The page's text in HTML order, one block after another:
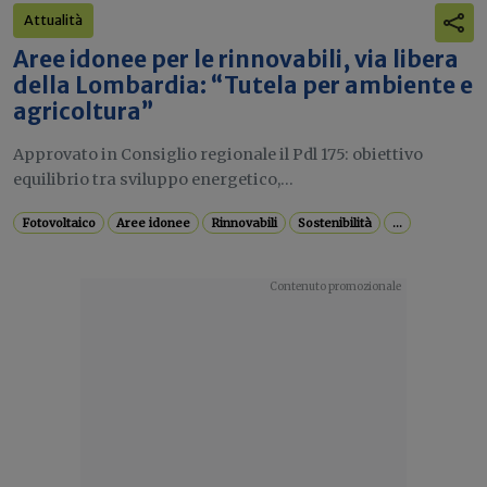
Attualità
Aree idonee per le rinnovabili, via libera
della Lombardia: “Tutela per ambiente e
agricoltura”
Approvato in Consiglio regionale il Pdl 175: obiettivo
equilibrio tra sviluppo energetico,...
Fotovoltaico Aree idonee Rinnovabili Sostenibilità ...